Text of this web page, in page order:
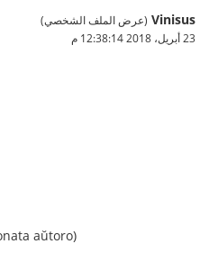
Vinisus (عرض الملف الشخصي)
23 أبريل، 2018 12:38:14 م
aŭtoro)